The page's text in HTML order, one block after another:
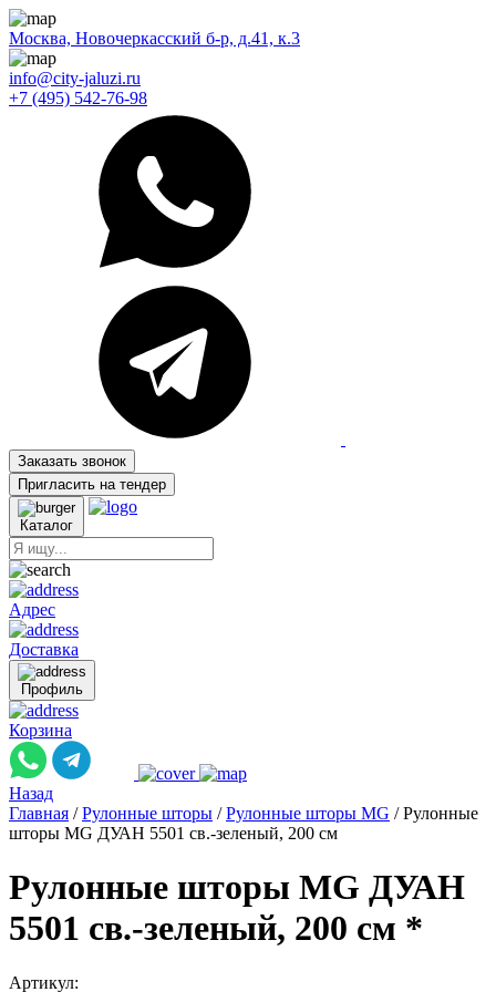
Москва, Новочеркасский б-р, д.41, к.3
info@city-jaluzi.ru
+7 (495) 542-76-98
Заказать звонок
Пригласить на тендер
Каталог
Адрес
Доставка
Профиль
Корзина
Назад
Главная / Рулонные шторы / Рулонные шторы MG / Рулонные
шторы MG ДУАН 5501 св.-зеленый, 200 см
Рулонные шторы MG ДУАН
5501 св.-зеленый, 200 см *
Артикул: